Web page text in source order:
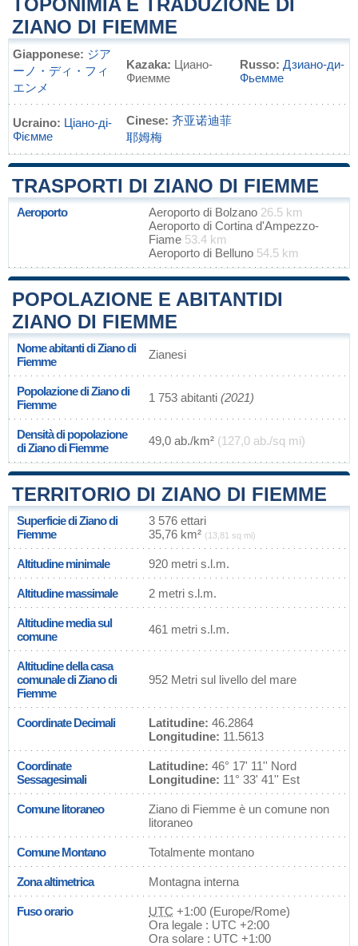
TOPONIMIA E TRADUZIONE DI
ZIANO DI FIEMME
Giapponese: ジア
ーノ・ディ・フィ
エンメ
Kazaka: Циано-
Фиемме
Russo: Дзиано-ди-
Фьемме
Ucraino: Ціано-ді-
Фіємме
Cinese: 齐亚诺迪菲
耶姆梅
TRASPORTI DI ZIANO DI FIEMME
Aeroporto Aeroporto di Bolzano 26.5 km
Aeroporto di Cortina d'Ampezzo-
Fiame 53.4 km
Aeroporto di Belluno 54.5 km
POPOLAZIONE E ABITANTIDI
ZIANO DI FIEMME
Nome abitanti di Ziano di
Fiemme
Zianesi
Popolazione di Ziano di
Fiemme
1 753 abitanti (2021)
Densità di popolazione
di Ziano di Fiemme
49,0 ab./km² (127,0 ab./sq mi)
TERRITORIO DI ZIANO DI FIEMME
Superficie di Ziano di
Fiemme
3 576 ettari
35,76 km² (13,81 sq mi)
Altitudine minimale 920 metri s.l.m.
Altitudine massimale 2 metri s.l.m.
Altitudine media sul
comune
461 metri s.l.m.
Altitudine della casa
comunale di Ziano di
Fiemme
952 Metri sul livello del mare
Coordinate Decimali Latitudine: 46.2864
Longitudine: 11.5613
Coordinate
Sessagesimali
Latitudine: 46° 17' 11'' Nord
Longitudine: 11° 33' 41'' Est
Comune litoraneo
Ziano di Fiemme è un comune non
litoraneo
Comune Montano Totalmente montano
Zona altimetrica Montagna interna
Fuso orario UTC +1:00 (Europe/Rome)
Ora legale : UTC +2:00
Ora solare : UTC +1:00